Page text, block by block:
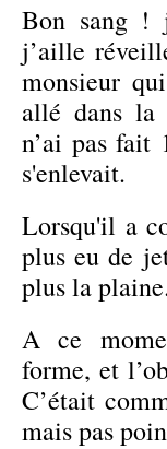
Bon sang !
j’aille
monsieur
allé dans la
n’ai pas fait
s'enlevait.
Lorsqu'il a
plus eu de
plus la
A ce
forme, et
C’était
mais pas